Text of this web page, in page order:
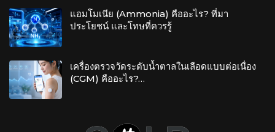
แอมโมเนีย (Ammonia) คืออะไร? ที่มา
ประโยชน์ และโทษที่ควรรู้
เครื่องตรวจวัดระดับน้ำตาลในเลือดแบบต่อเนื่อง
(CGM) คืออะไร?…